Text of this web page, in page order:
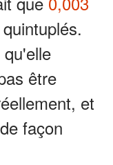
être
et
façon